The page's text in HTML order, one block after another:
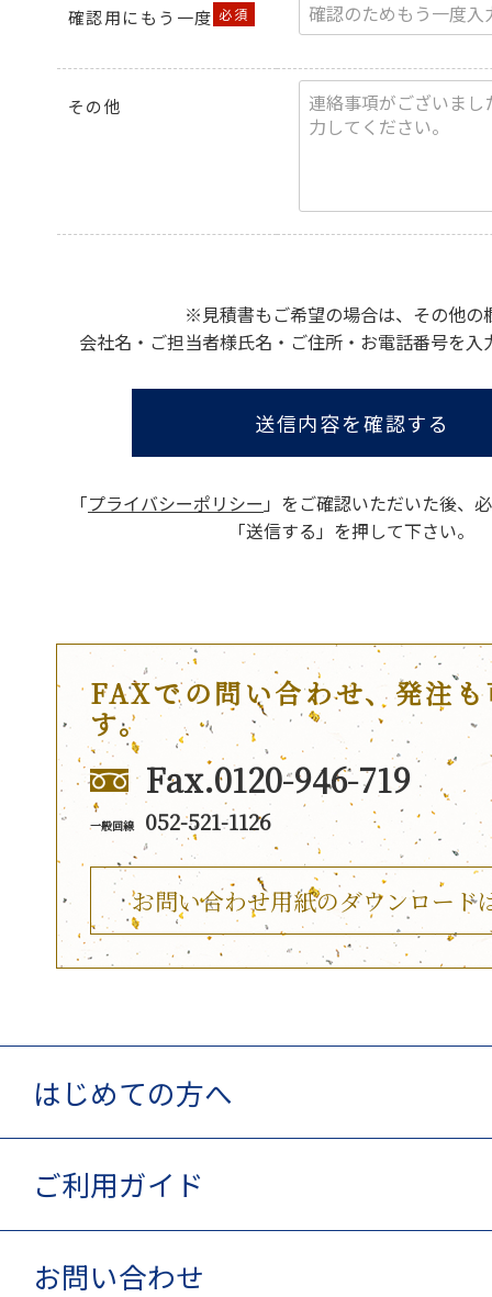
確認用にもう一度
その他
※見積書もご希望の場合は、その他の
会社名・ご担当者様氏名・ご住所・お電話番号を入
送信内容を確認する
「プライバシーポリシー 」をご確認いただいた後、
「送信する」を押して下さい。
FAXでの問い合わせ、発注
す。
Fax.0120-946-719
一般回線 052-521-1126
お問い合わせ用紙のダウンロード
はじめての方へ
ご利用ガイド
お問い合わせ